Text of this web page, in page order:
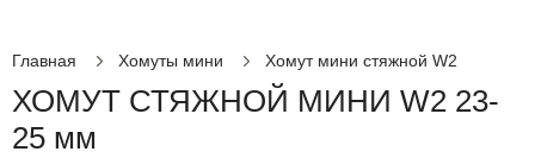
Главная Хомуты мини Хомут мини стяжной W2
ХОМУТ СТЯЖНОЙ МИНИ W2 23-
25 мм